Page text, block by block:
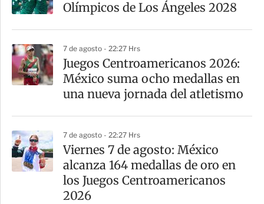
Olímpicos de Los Ángeles 2028
7 de agosto - 22:27 Hrs
Juegos Centroamericanos 2026:
México suma ocho medallas en
una nueva jornada del atletismo
7 de agosto - 22:27 Hrs
Viernes 7 de agosto: México
alcanza 164 medallas de oro en
los Juegos Centroamericanos
2026